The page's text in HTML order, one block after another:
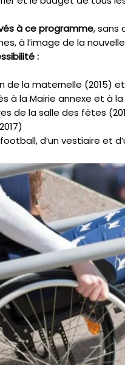
à ce programme, sans
à l’image de la
:
de la maternelle (2015)
à la Mairie annexe et à
de la salle des fêtes
d’un vestiaire et